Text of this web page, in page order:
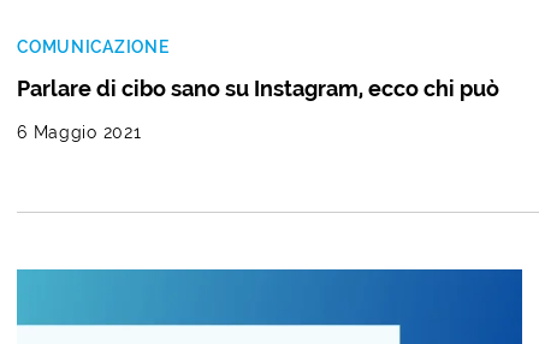
COMUNICAZIONE
Parlare di cibo sano su Instagram, ecco chi può
6 Maggio 2021